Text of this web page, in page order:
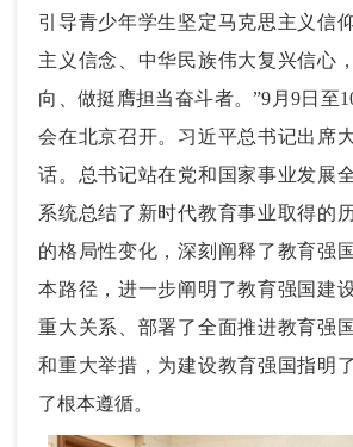
引导青少年学生坚定马克思主义信
主义信念、中华民族伟大复兴信心
向、做挺膺担当奋斗者。”9月9日至
会在北京召开。习近平总书记出席
话。总书记站在党和国家事业发展
系统总结了新时代教育事业取得的
的格局性变化，深刻阐释了教育强
本路径，进一步阐明了教育强国建
重大关系、部署了全面推进教育强
和重大举措，为建设教育强国指明
了根本遵循。